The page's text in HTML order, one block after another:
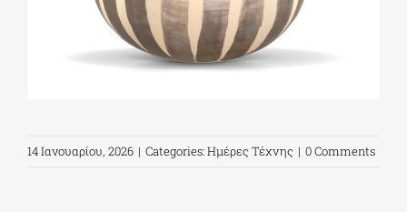
14 Ιανουαρίου, 2026 | Categories:Ημέρες Τέχνης | 0 Comments